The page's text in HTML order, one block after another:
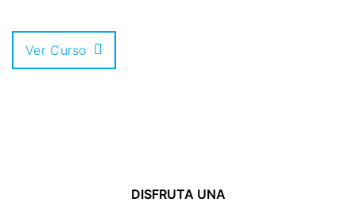
Ver Curso
DISFRUTA UNA